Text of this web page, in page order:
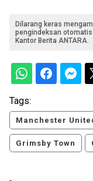
Dilarang keras
pengindeksan
Kantor Berita ANTARA.
Tags:
Manchester
Grimsby Town